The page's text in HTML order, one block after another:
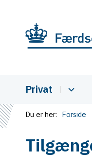
Privat
Du er her: Forside